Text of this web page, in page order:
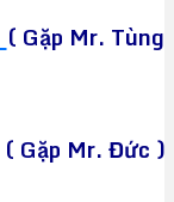
( Gặp Mr. Tùng
( Gặp Mr. Đức )